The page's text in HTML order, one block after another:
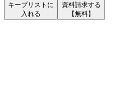
キープリストに
入れる
資料請求する
【無料】